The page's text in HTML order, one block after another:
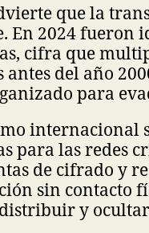
que la
En 2024 fueron
cifra que
antes del año
para
internacional
para las redes
de cifrado y
sin contacto
y ocultar